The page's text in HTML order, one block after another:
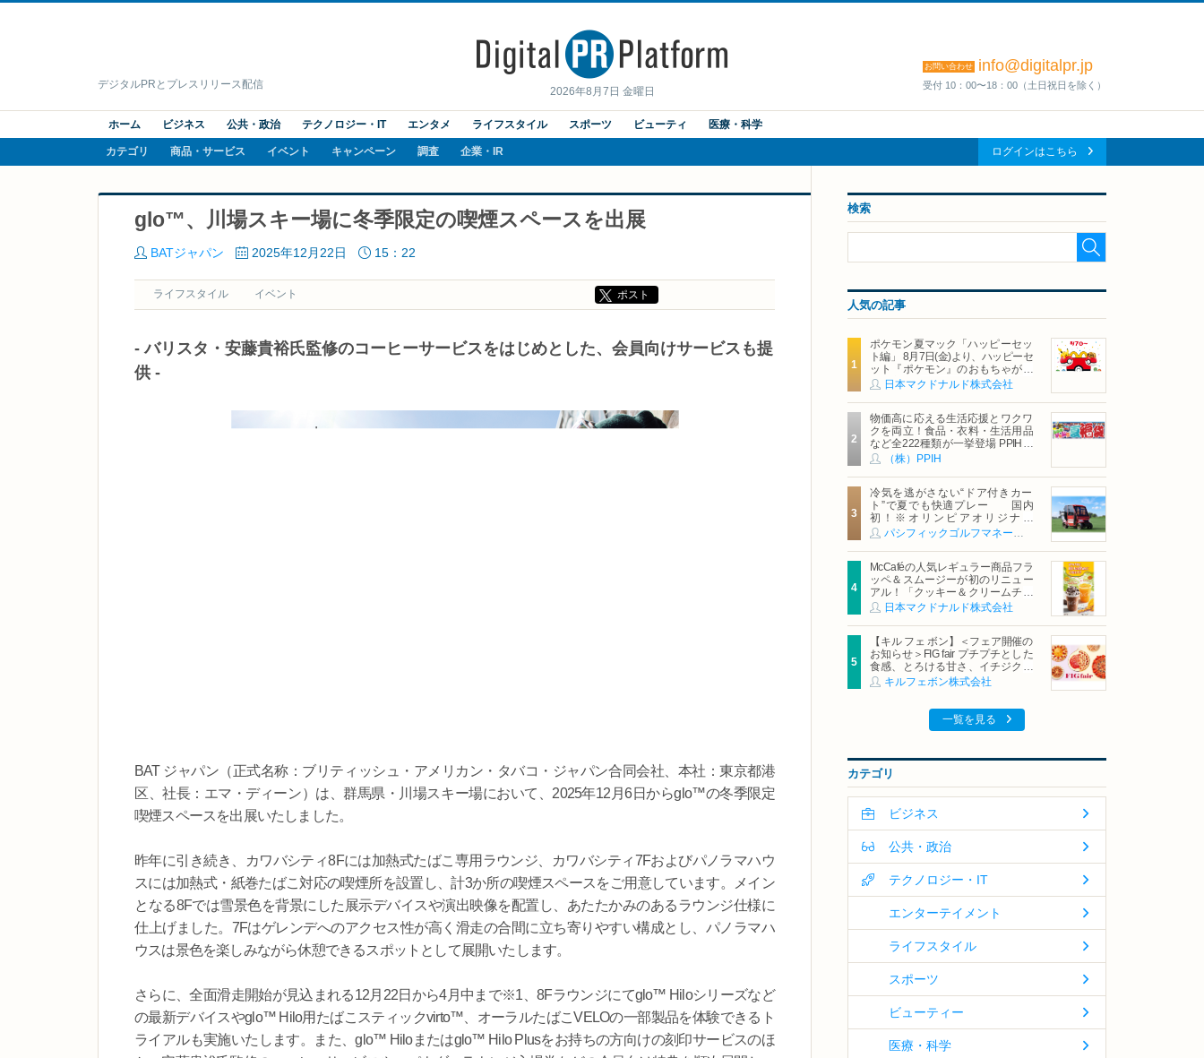
2026年8月7日 金曜日
デジタルPRとプレスリリース配信
お問い合わせ info@digitalpr.jp
受付 10：00〜18：00（土日祝日を除く）
ホーム ビジネス 公共・政治 テクノロジー・IT エンタメ ライフスタイル スポーツ ビューティ 医療・科学
カテゴリ 商品・サービス イベント キャンペーン 調査 企業・IR ログインはこちら
glo™、川場スキー場に冬季限定の喫煙スペースを出展
BATジャパン 2025年12月22日 15：22
ライフスタイル イベント ポスト
- バリスタ・安藤貴裕氏監修のコーヒーサービスをはじめとした、会員向けサービスも提
供 -
BAT ジャパン（正式名称：ブリティッシュ・アメリカン・タバコ・ジャパン合同会社、本社：東京都港
区、社長：エマ・ディーン）は、群馬県・川場スキー場において、2025年12月6日からglo™の冬季限定
喫煙スペースを出展いたしました。
昨年に引き続き、カワバシティ8Fには加熱式たばこ専用ラウンジ、カワバシティ7Fおよびパノラマハウ
スには加熱式・紙巻たばこ対応の喫煙所を設置し、計3か所の喫煙スペースをご用意しています。メイン
となる8Fでは雪景色を背景にした展示デバイスや演出映像を配置し、あたたかみのあるラウンジ仕様に
仕上げました。7Fはゲレンデへのアクセス性が高く滑走の合間に立ち寄りやすい構成とし、パノラマハ
ウスは景色を楽しみながら休憩できるスポットとして展開いたします。
さらに、全面滑走開始が見込まれる12月22日から4月中まで※1、8Fラウンジにてglo™ Hiloシリーズなど
の最新デバイスやglo™ Hilo用たばこスティックvirto™、オーラルたばこVELOの一部製品を体験できるト
ライアルも実施いたします。また、glo™ Hiloまたはglo™ Hilo Plusをお持ちの方向けの刻印サービスのほ
検索
人気の記事
ポケモン夏マック「ハッピーセッ
ト編」 8月7日(金)より、ハッピーセ
ット『ポケモン』のおもちゃが期
間限定登場
日本マクドナルド株式会社
物価高に応える生活応援とワクワ
クを両立！食品・衣料・生活用品
など全222種類が一挙登場 PPIHグ
ループ「夏福袋」＆セール 8月6日
(木)より順次スタート
（株）PPIH
冷気を逃がさない“ドア付きカー
ト”で夏でも快適プレー 国内
初！※オリンピアオリジナル
「AirCon Cart（エアコンカー
ト）」導入 | ＰＧＭ
McCaféの人気レギュラー商品フラ
ッペ＆スムージーが初のリニュー
アル！「クッキー＆クリームチョ
コフラッペ」「マンゴースムージ
ー」8月5日（水）から販売開始
日本マクドナルド株式会社
【キル フェ ボン】＜フェア開催の
お知らせ＞FIG fair プチプチとした
食感、とろける甘さ、イチジクの
魅力をたっぷりと。新作を含め、
イチジク尽くしの全4種が登場8月
キルフェボン株式会社
一覧を見る
カテゴリ
ビジネス
公共・政治
テクノロジー・IT
エンターテイメント
ライフスタイル
スポーツ
ビューティー
医療・科学